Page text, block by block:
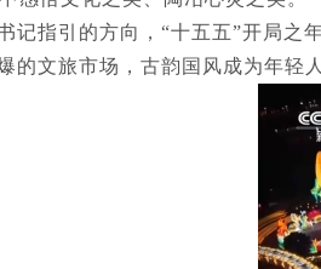
记指引的方向，“十五五”开局之
的文旅市场，古韵国风成为年轻